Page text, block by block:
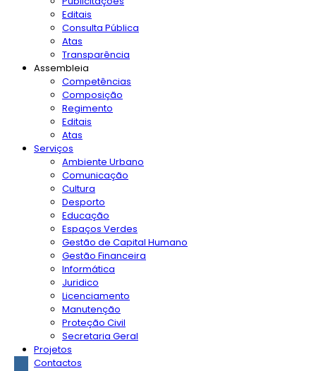
Editais
Consulta Pública
Atas
Transparência
Assembleia
Competências
Composição
Regimento
Editais
Atas
Serviços
Ambiente Urbano
Comunicação
Cultura
Desporto
Educação
Espaços Verdes
Gestão de Capital Humano
Gestão Financeira
Informática
Juridico
Licenciamento
Manutenção
Proteção Civil
Secretaria Geral
Projetos
Contactos